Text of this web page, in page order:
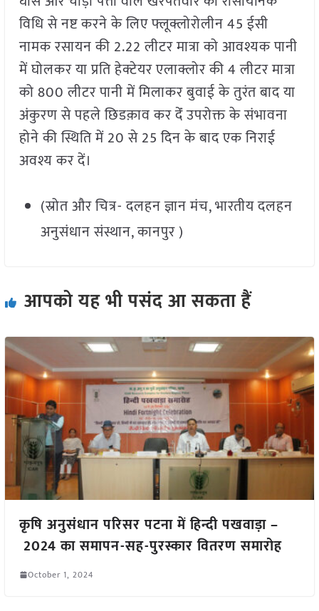
विधि से नष्ट करने के लिए फ्लूक्लोरोलीन 45 ईसी
नामक रसायन की 2.22 लीटर मात्रा को आवश्यक पानी
में घोलकर या प्रति हेक्टेयर एलाक्लोर की 4 लीटर मात्रा
को 800 लीटर पानी में मिलाकर बुवाई के तुरंत बाद या
अंकुरण से पहले छिडक़ाव कर देंं उपरोक्त के संभावना
होने की स्थिति में 20 से 25 दिन के बाद एक निराई
अवश्य कर दें।
(स्रोत और चित्र- दलहन ज्ञान मंच, भारतीय दलहन
अनुसंधान संस्थान, कानपुर )
आपको यह भी पसंद आ सकता हैं
कृषि अनुसंधान परिसर पटना में हिन्दी पखवाड़ा –
2024 का समापन-सह-पुरस्कार वितरण समारोह
October 1, 2024